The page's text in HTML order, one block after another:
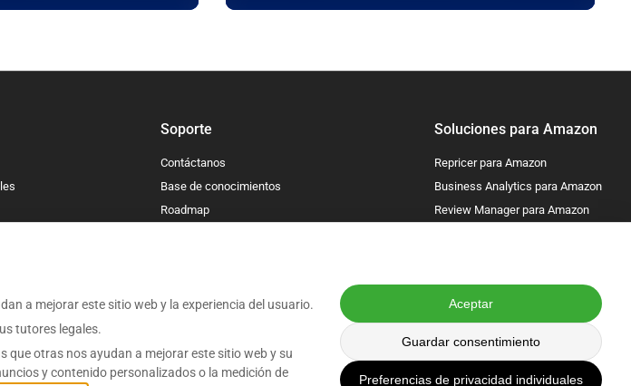
Soporte
Contáctanos
Base de conocimientos
Roadmap
Soluciones para Amazon
Repricer para Amazon
Business Analytics para Amazon
Review Manager para Amazon
Suscribirse
Los datos se procesan de acuerdo con nuestra Política de Privacidad
a mejorar este sitio web y la experiencia del usuario.
tutores legales.
que otras nos ayudan a mejorar este sitio web y su
y contenido personalizados o la medición de
Aceptar
Guardar consentimiento
Preferencias de privacidad individuales